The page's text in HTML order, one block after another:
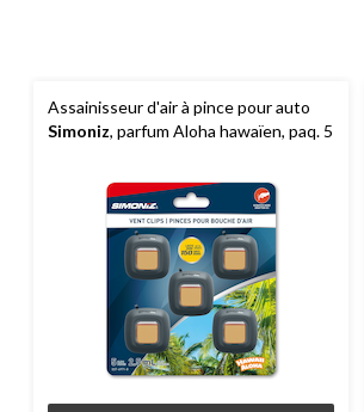
Assainisseur d'air à pince pour auto
Simoniz, parfum Aloha hawaïen, paq. 5